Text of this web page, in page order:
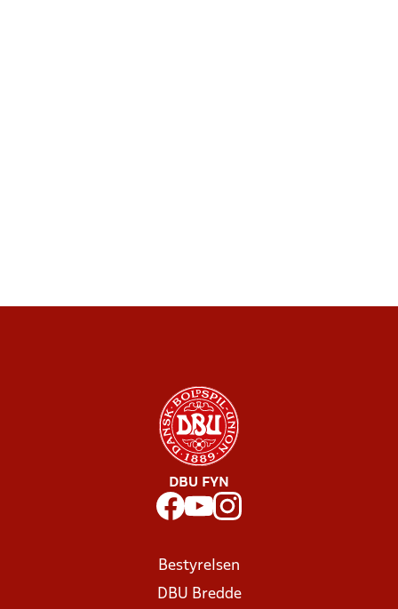
DBU FYN
Bestyrelsen
DBU Bredde